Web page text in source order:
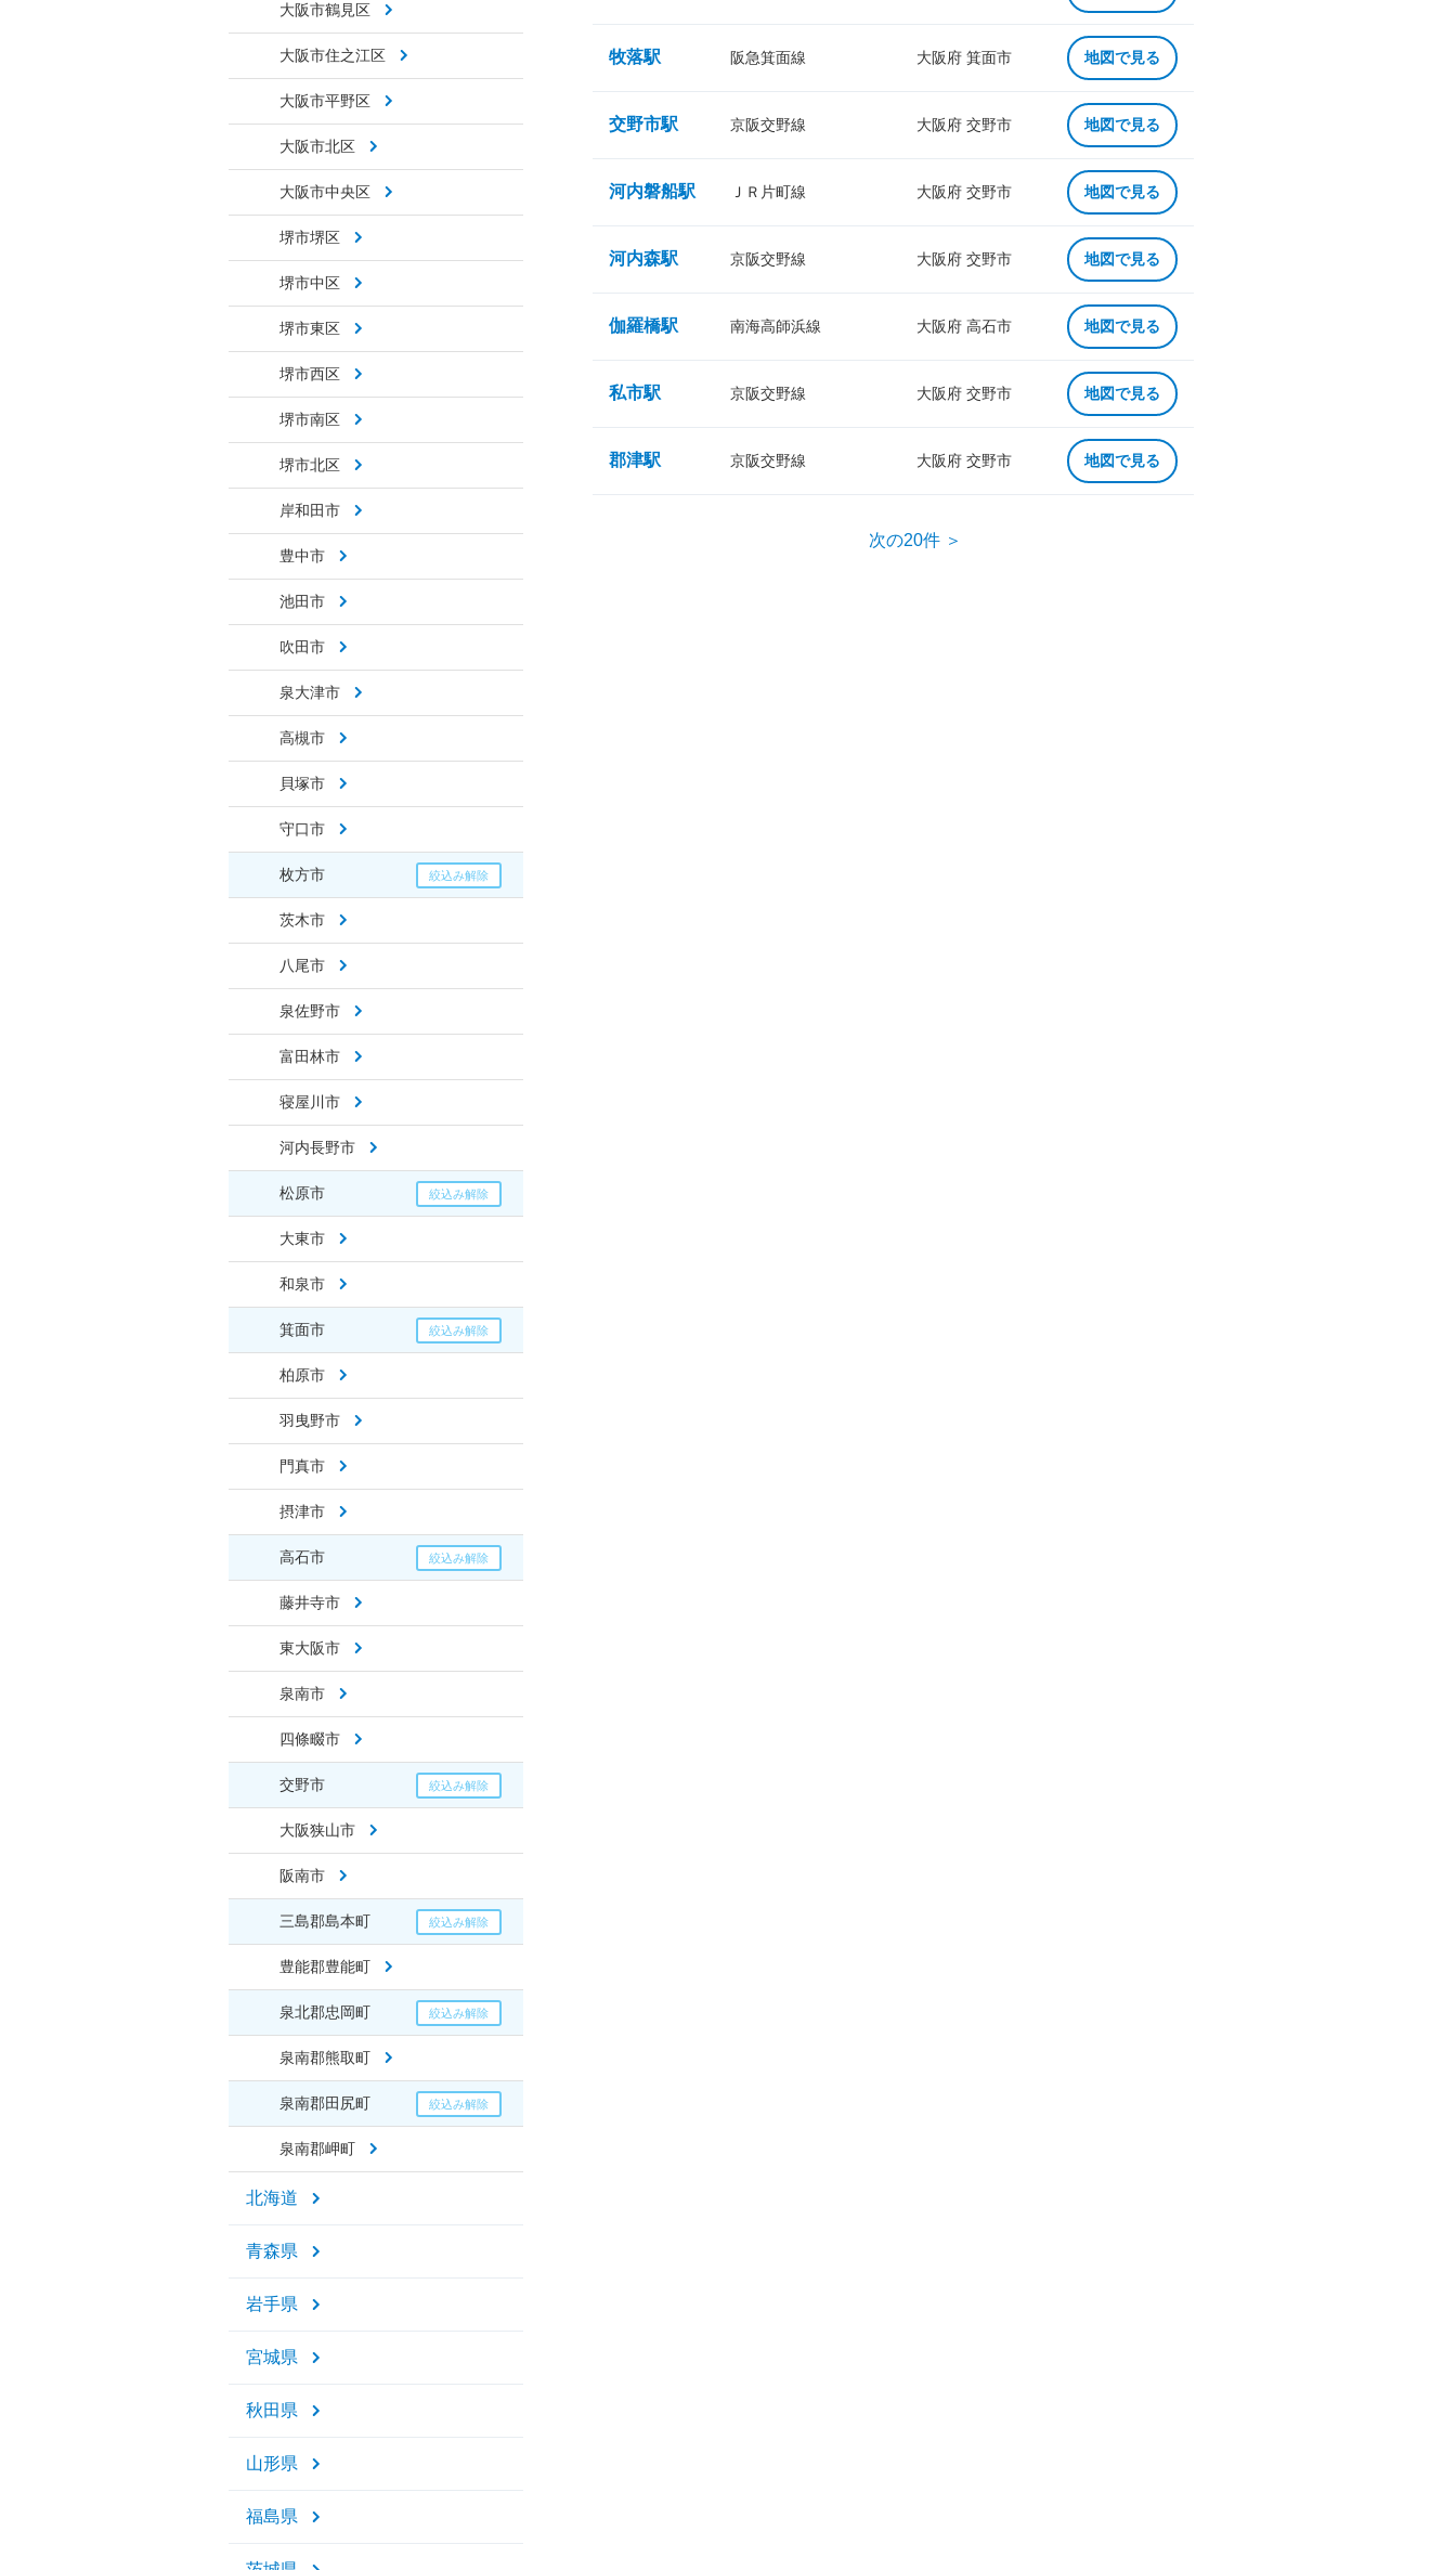
大阪市鶴見区
大阪市住之江区
大阪市平野区
大阪市北区
大阪市中央区
堺市堺区
堺市中区
堺市東区
堺市西区
堺市南区
堺市北区
岸和田市
豊中市
池田市
吹田市
泉大津市
高槻市
貝塚市
守口市
枚方市
茨木市
八尾市
泉佐野市
富田林市
寝屋川市
河内長野市
松原市
大東市
和泉市
箕面市
柏原市
羽曳野市
門真市
摂津市
高石市
藤井寺市
東大阪市
泉南市
四條畷市
交野市
大阪狭山市
阪南市
三島郡島本町
豊能郡豊能町
泉北郡忠岡町
泉南郡熊取町
泉南郡田尻町
泉南郡岬町
北海道
青森県
岩手県
宮城県
秋田県
山形県
福島県
牧落駅 阪急箕面線 大阪府 箕面市 地図で見る
交野市駅 京阪交野線 大阪府 交野市 地図で見る
河内磐船駅 ＪＲ片町線 大阪府 交野市 地図で見る
河内森駅 京阪交野線 大阪府 交野市 地図で見る
伽羅橋駅 南海高師浜線 大阪府 高石市 地図で見る
私市駅 京阪交野線 大阪府 交野市 地図で見る
郡津駅 京阪交野線 大阪府 交野市 地図で見る
次の20件 ＞